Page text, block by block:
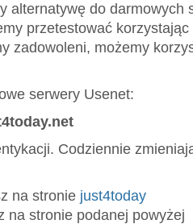
alternatywę do darmowych
przetestować
zadowoleni, możemy
serwery Usenet:
Codziennie
na stronie just4today
na stronie podanej powyżej